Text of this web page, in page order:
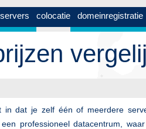
colocatie domeinregistratie
in dat je zelf één of meerdere
professioneel datacentrum,